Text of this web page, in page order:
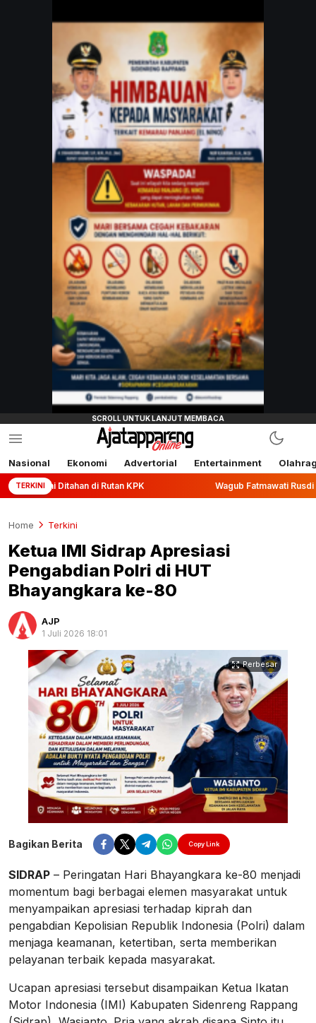
Nasional Ekonomi Advertorial Entertainment
TERKINI
di Rutan KPK Wagub Fatmawati Rusdi Lepas Ekspor
Home Terkini
Ketua IMI Sidrap Apresiasi
Pengabdian Polri di HUT
Bhayangkara ke-80
AJP
1 Juli 2026 18:01
Perbesar
Bagikan Berita Copy Link
SIDRAP – Peringatan Hari Bhayangkara ke-80 menjadi
momentum bagi berbagai elemen masyarakat untuk
menyampaikan apresiasi terhadap kiprah dan
pengabdian Kepolisian Republik Indonesia (Polri) dalam
menjaga keamanan, ketertiban, serta memberikan
pelayanan terbaik kepada masyarakat.
Ucapan apresiasi tersebut disampaikan Ketua Ikatan
Motor Indonesia (IMI) Kabupaten Sidenreng Rappang